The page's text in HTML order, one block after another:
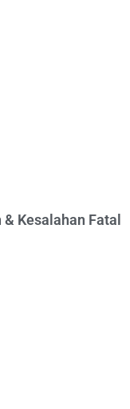
Kesalahan Fatal